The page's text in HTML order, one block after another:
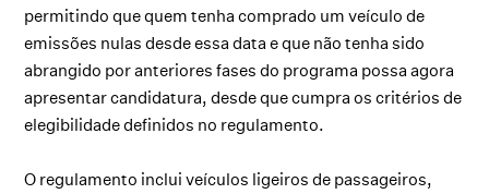
permitindo que quem tenha comprado um veículo de
emissões nulas desde essa data e que não tenha sido
abrangido por anteriores fases do programa possa agora
apresentar candidatura, desde que cumpra os critérios de
elegibilidade definidos no regulamento.
O regulamento inclui veículos ligeiros de passageiros,